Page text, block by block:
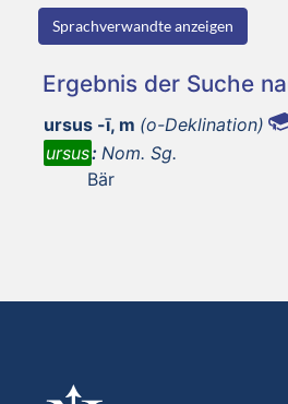
Sprachverwandte anzeigen
Ergebnis der Suche
ursus -ī, m (o-Deklination)
ursus: Nom. Sg.
Bär